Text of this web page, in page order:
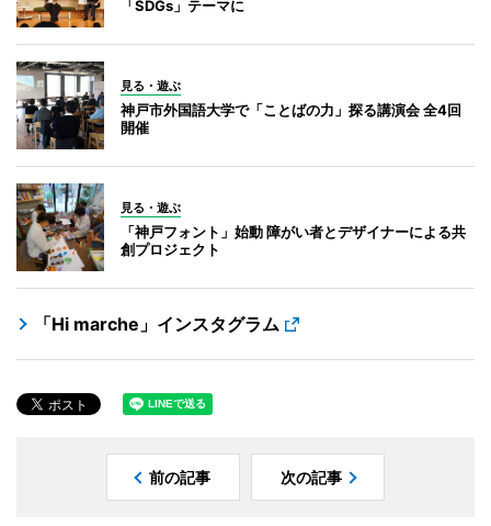
「SDGs」テーマに
見る・遊ぶ
神戸市外国語大学で「ことばの力」探る講演会 全4回
開催
見る・遊ぶ
「神戸フォント」始動 障がい者とデザイナーによる共
創プロジェクト
「Hi marche」インスタグラム
前の記事 次の記事